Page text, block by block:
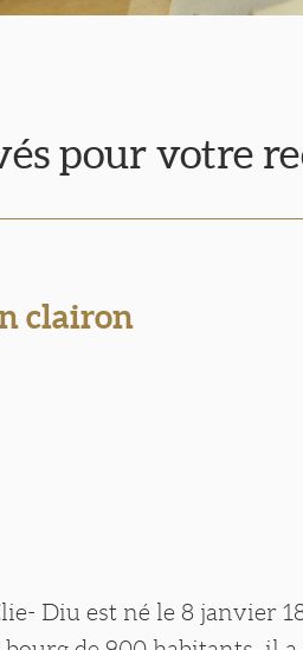
pour votre
clairon
Diu est né le 8 janvier